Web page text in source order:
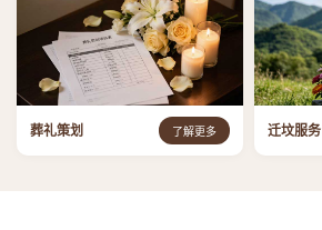
葬礼策划 了解更多 迁坟服务